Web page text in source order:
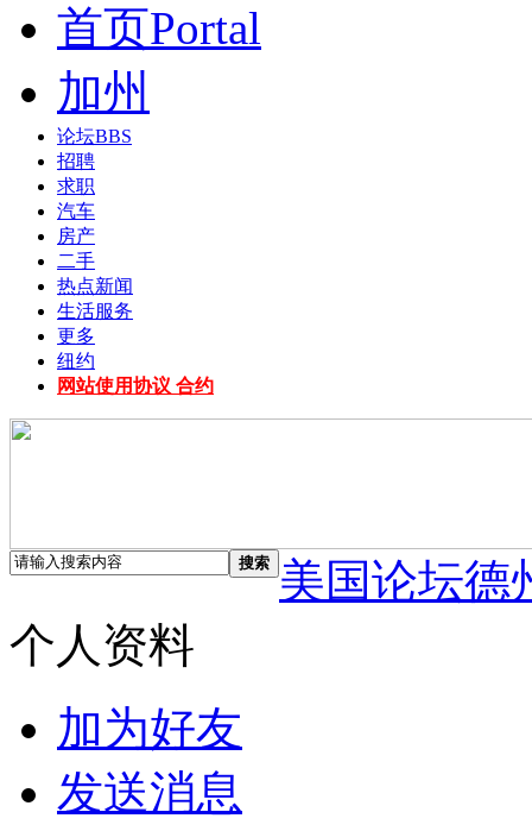
首页Portal
加州
论坛BBS
招聘
求职
汽车
房产
二手
热点新闻
生活服务
更多
纽约
网站使用协议 合约
搜索
美国论坛德
个人资料
加为好友
发送消息